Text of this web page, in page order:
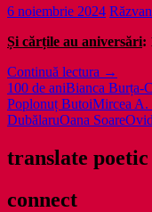
6 noiembrie 2024
Și cărțile au aniversări:
Continuă lectura Istoria
române
moderne
Eugen
→
100 de aniBianca Burța-
Poplonuț ButoiMircea A.
DubălaruOana Soare
translate poetic
connect